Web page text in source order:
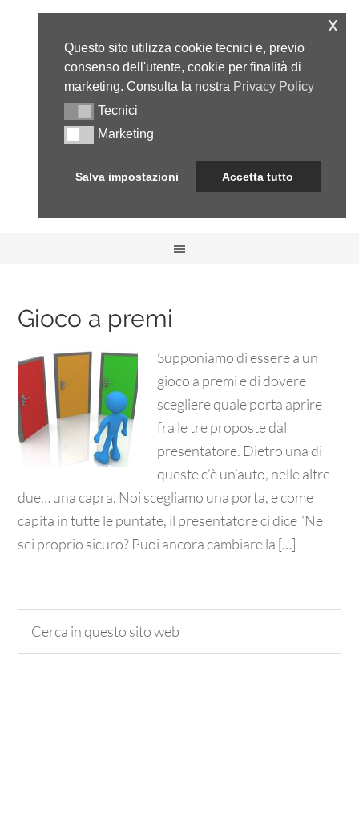
Gioco a premi
Supponiamo di essere a un
gioco a premi e di dovere
scegliere quale porta aprire
fra le tre proposte dal
presentatore. Dietro una di
queste c’è un’auto, nelle altre
due… una capra. Noi scegliamo una porta, e come
capita in tutte le puntate, il presentatore ci dice “Ne
sei proprio sicuro? Puoi ancora cambiare la […]
Questo sito utilizza cookie tecnici e, previo
consenso dell'utente, cookie per finalità di
marketing. Consulta la nostra Privacy Policy
TecniciTecnici
MarketingMarketing
Salva impostazioni Accetta tutto
x